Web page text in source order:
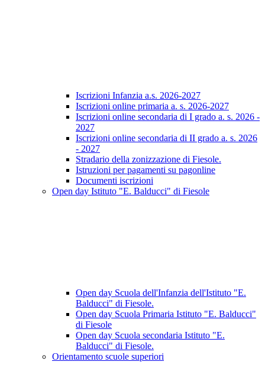
Iscrizioni Infanzia a.s. 2026-2027
Iscrizioni online primaria a. s. 2026-2027
Iscrizioni online secondaria di I grado a. s. 2026 -
2027
Iscrizioni online secondaria di II grado a. s. 2026
- 2027
Stradario della zonizzazione di Fiesole.
Istruzioni per pagamenti su pagonline
Documenti iscrizioni
Open day Istituto "E. Balducci" di Fiesole
Open day Scuola dell'Infanzia dell'Istituto "E.
Balducci" di Fiesole.
Open day Scuola Primaria Istituto "E. Balducci"
di Fiesole
Open day Scuola secondaria Istituto "E.
Balducci" di Fiesole.
Orientamento scuole superiori